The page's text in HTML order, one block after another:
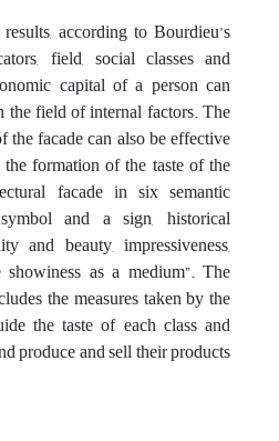
according to Bourdieu’s
field, social classes and
capital of a person can
the field of internal factors. The
facade can also be effective
formation of the taste of the
facade in six semantic
and a sign, historical
and beauty, impressiveness,
as a medium”. The
the measures taken by the
the taste of each class and
produce and sell their products